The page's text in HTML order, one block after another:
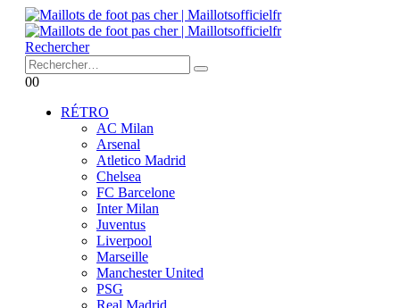
Rechercher
00
RÉTRO
AC Milan
Arsenal
Atletico Madrid
Chelsea
FC Barcelone
Inter Milan
Juventus
Liverpool
Marseille
Manchester United
PSG
Real Madrid